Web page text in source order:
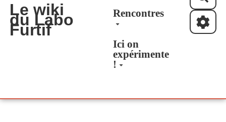
Le wiki
du Labo
Furtif
Rencontres
Ici on
expérimente
!